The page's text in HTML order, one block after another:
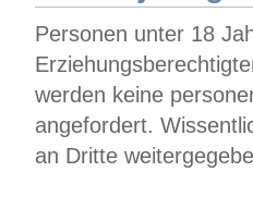
Personen unter 18
werden keine
angefordert.
an Dritte